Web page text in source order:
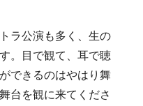
ラ公演も多く、生の
。目で観て、耳で聴
できるのはやはり舞
台を観に来てくださ